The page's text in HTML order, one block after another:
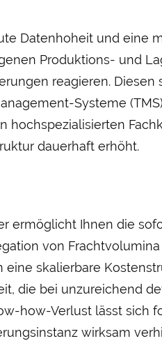
Daten­hoheit und eine
Produktions- und
reagieren. Diesen
Systeme
hochspezialisierten
dauerhaft erhöht.
ermöglicht Ihnen die
von
skalierbare
die bei unzu­reichend
how-Verlust lässt sich
wirksam